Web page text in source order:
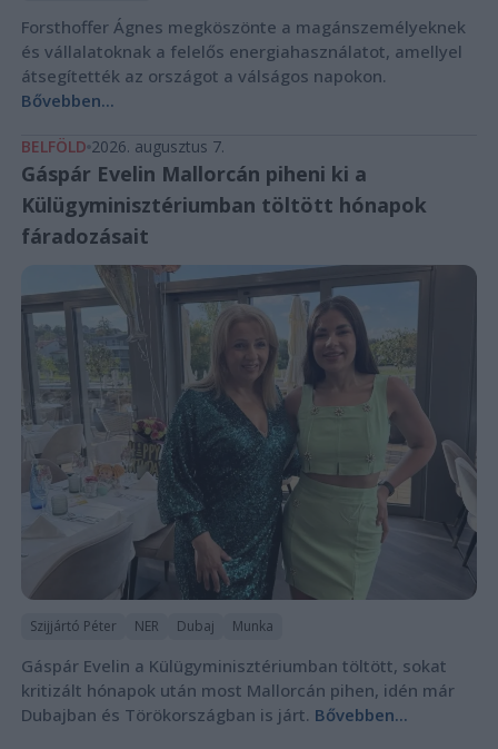
Forsthoffer Ágnes megköszönte a magánszemélyeknek
és vállalatoknak a felelős energiahasználatot, amellyel
átsegítették az országot a válságos napokon.
Bővebben...
BELFÖLD 2026. augusztus 7.
Gáspár Evelin Mallorcán piheni ki a
Külügyminisztériumban töltött hónapok
fáradozásait
Szijjártó Péter NER Dubaj Munka
Gáspár Evelin a Külügyminisztériumban töltött, sokat
kritizált hónapok után most Mallorcán pihen, idén már
Dubajban és Törökországban is járt. Bővebben...